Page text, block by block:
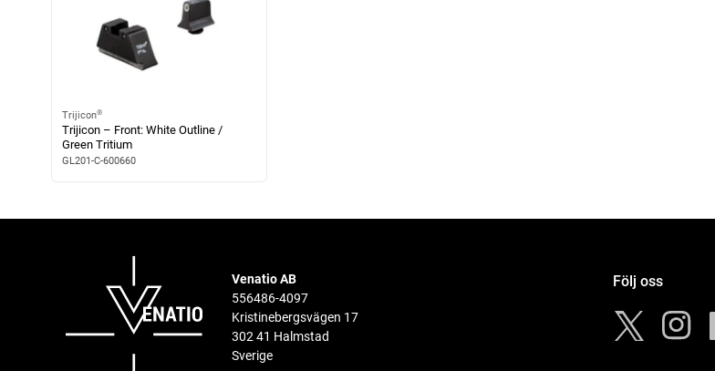
Trijicon®
Trijicon – Front: White Outline /
Green Tritium
GL201-C-600660
Venatio AB
556486-4097
Kristinebergsvägen 17
302 41 Halmstad
Sverige
Följ oss